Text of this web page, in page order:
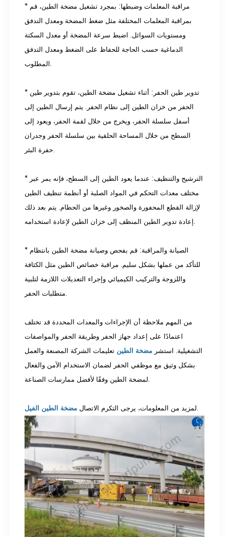
* مراقبة المعلمات وضبطها: بمجرد تشغيل مضخة الطين، قم
بمراقبة المعلمات المختلفة مثل ضغط المضخة ومعدل التدفق
ومستويات السوائل. اضبط سرعة المضخة أو معدل السكتة
الدماغية حسب الحاجة للحفاظ على الضغط ومعدل التدفق
المطلوب.
* تدوير طين الحفر: أثناء تشغيل مضخة الطين، تقوم بتدوير طين
الحفر من خزان الطين إلى نظام الحفر. يتم إرسال الطين إلى
أسفل سلسلة الحفر، ويخرج من خلال لقمة الحفر، ويعود إلى
السطح من خلال المساحة الحلقية بين سلسلة الحفر وجدران
حفرة البئر.
* الترشيح والتنظيف: عندما يعود الطين إلى السطح، فإنه يمر عبر
مختلف معدات التحكم في المواد الصلبة أو أنظمة تنظيف الطين
لإزالة القطع المحفورة والصخور وغيرها من الحطام. يتم بعد ذلك
إعادة تدوير الطين المنظف إلى خزان الطين لإعادة استخدامه.
* الصيانة والمراقبة: قم بفحص وصيانة مضخة الطين بانتظام
للتأكد من عملها بشكل سليم. مراقبة خصائص الطين مثل الكثافة
واللزوجة والتركيب الكيميائي وإجراء التعديلات اللازمة لتلبية
متطلبات الحفر.
من المهم ملاحظة أن الإجراءات والمعدات المحددة قد تختلف
اعتمادًا على إعداد جهاز الحفر وطريقة الحفر والمواصفات
التشغيلية. استشرمضخة الطين تعليمات الشركة المصنعة والعمل
بشكل وثيق مع موظفي الحفر لضمان الاستخدام الآمن والفعال
لمضخة الطين وفقًا لأفضل ممارسات الصناعة.
لمزيد من المعلومات، يرجى التكرم الاتصالمضخة الطين الفيل .